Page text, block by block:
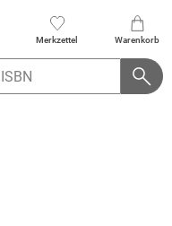
Merkzettel Warenkorb